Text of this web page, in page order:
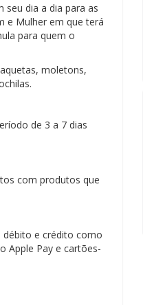
seu dia a dia para as
e Mulher em que terá
para quem o
moletons,
de 3 a 7 dias
com produtos que
débito e crédito como
Apple Pay e cartões-